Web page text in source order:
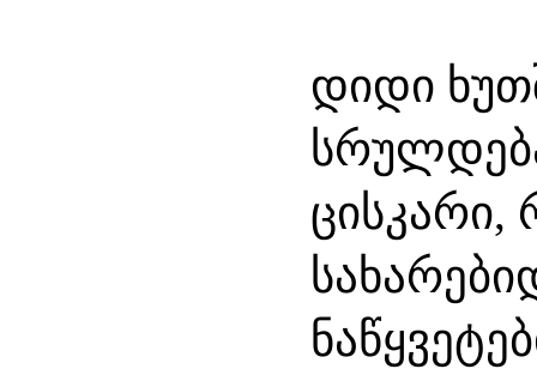
დიდი
ცისკარი,